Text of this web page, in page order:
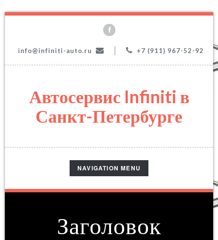
info@infiniti-auto.ru +7 (911) 967-52-92
Автосервис Infiniti в
Санкт-Петербурге
TOGGLE
NAVIGATION
NAVIGATION MENU
Заголовок